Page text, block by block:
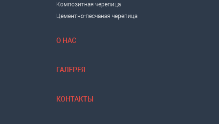
Композитная черепица
Цементно-песчаная черепица
О НАС
ГАЛЕРЕЯ
КОНТАКТЫ